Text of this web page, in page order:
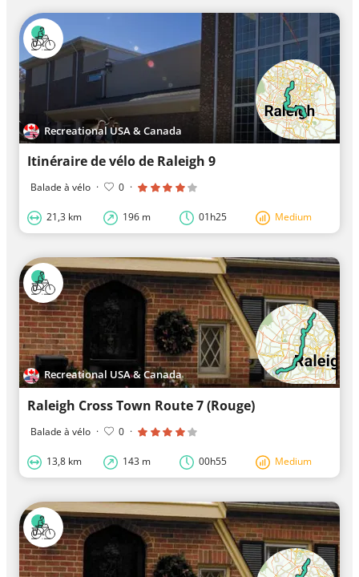
Recreational USA & Canada
Itinéraire de vélo de Raleigh 9
Balade à vélo · 0 ·
21,3 km 196 m 01h25 Medium
Recreational USA & Canada
Raleigh Cross Town Route 7 (Rouge)
Balade à vélo · 0 ·
13,8 km 143 m 00h55 Medium